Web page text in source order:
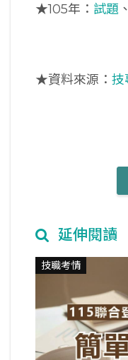
★105年： 試題 、
★資料來源： 技
延伸閱讀
技職考情